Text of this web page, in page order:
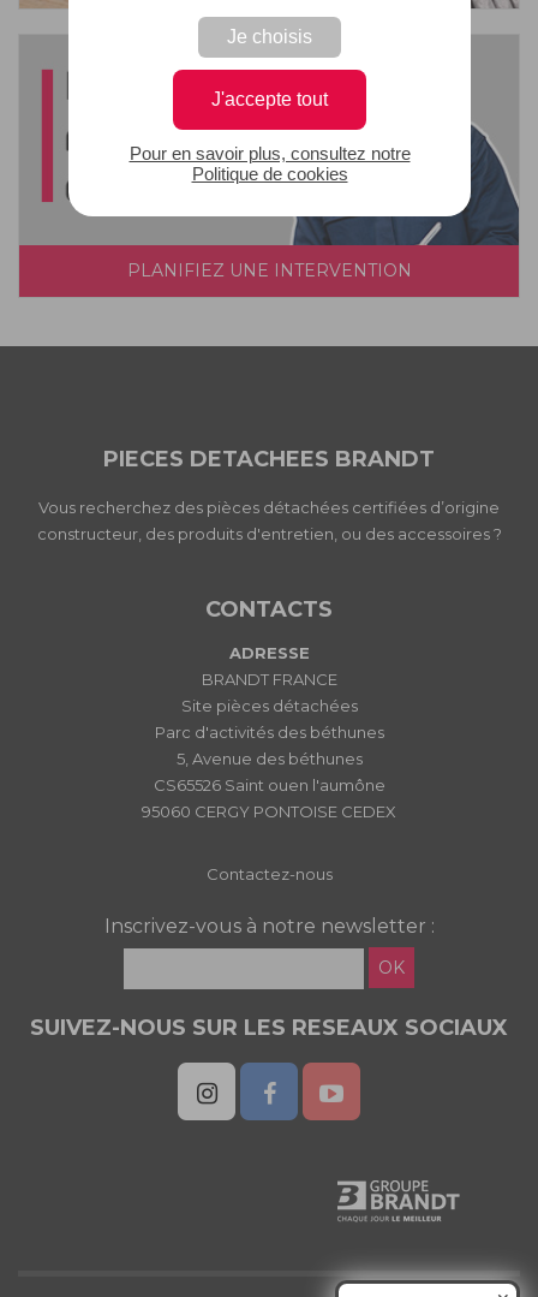
Je choisis
J'accepte tout
Pour en savoir plus, consultez notre
Politique de cookies
PLANIFIEZ UNE INTERVENTION
PIECES DETACHEES BRANDT
Vous recherchez des pièces détachées certifiées d’origine
constructeur, des produits d'entretien, ou des accessoires ?
CONTACTS
ADRESSE
BRANDT FRANCE
Site pièces détachées
Parc d'activités des béthunes
5, Avenue des béthunes
CS65526 Saint ouen l'aumône
95060 CERGY PONTOISE CEDEX
Contactez-nous
Inscrivez-vous à notre newsletter :
OK
SUIVEZ-NOUS SUR LES RESEAUX SOCIAUX